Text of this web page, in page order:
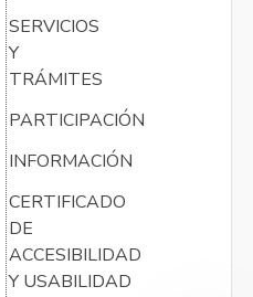
SERVICIOS
Y
TRÁMITES
PARTICIPACIÓN
INFORMACIÓN
CERTIFICADO
DE
ACCESIBILIDAD
Y USABILIDAD